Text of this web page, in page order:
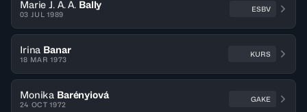
Marie J. A. A. Bally
03 JUL 1989
ESBV
Irina Banar
18 MAR 1973
KURS
Monika Barényiová
24 OCT 1972
GAKE